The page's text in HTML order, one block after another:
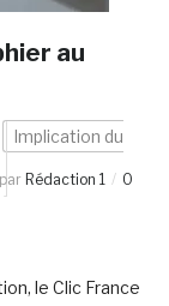
au
Implication du
par Rédaction 1
0
le Clic France